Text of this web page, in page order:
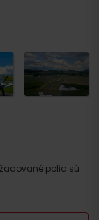
polia sú